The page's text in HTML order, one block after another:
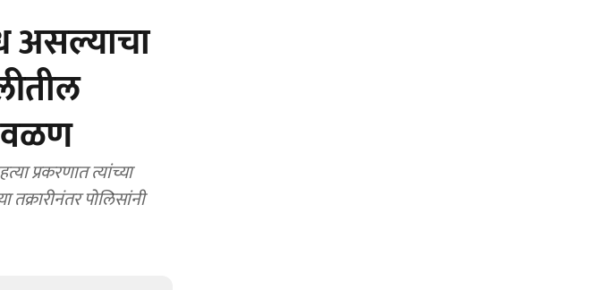
असल्याचा
वळण
प्रकरणात त्यांच्या
पोलिसांनी